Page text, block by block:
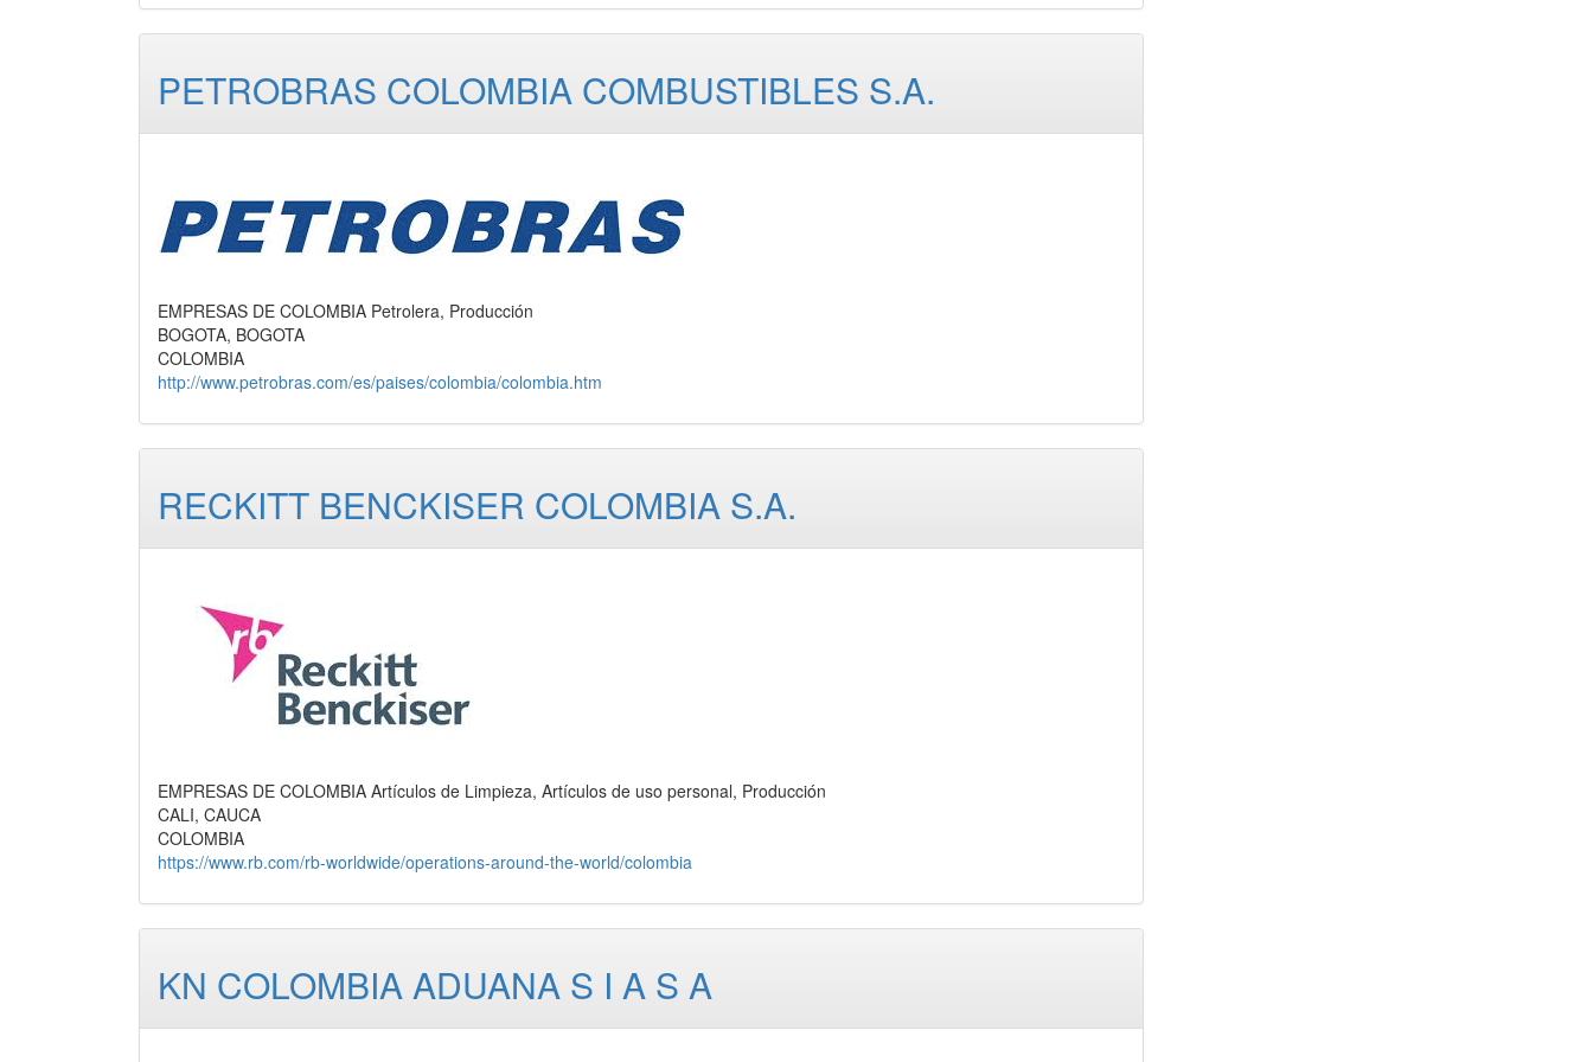
PETROBRAS COLOMBIA COMBUSTIBLES S.A.
EMPRESAS DE COLOMBIA Petrolera, Producción
BOGOTA, BOGOTA
COLOMBIA
http://www.petrobras.com/es/paises/colombia/colombia.htm
RECKITT BENCKISER COLOMBIA S.A.
EMPRESAS DE COLOMBIA Artículos de Limpieza, Artículos de uso personal, Producción
CALI, CAUCA
COLOMBIA
https://www.rb.com/rb-worldwide/operations-around-the-world/colombia
KN COLOMBIA ADUANA S I A S A